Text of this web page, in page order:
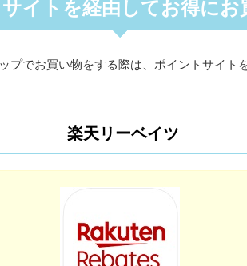
イトを経由してお得にお
プでお買い物をする際は、ポイントサイト
楽天リーベイツ